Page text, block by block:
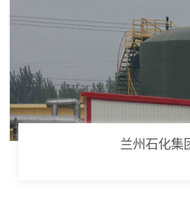
兰州石化集